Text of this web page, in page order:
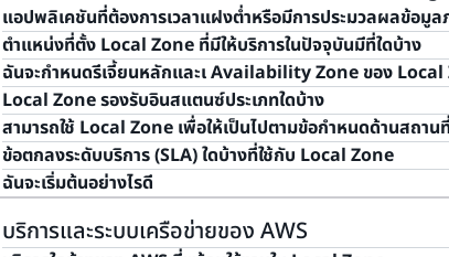
ถึงบริการของ AWS ที่เหลือได้อย่างราบรื่น
อย่างเต็มรูปแบบ บริการเช่น Amazon Elastic Compute
Block Store (Amazon EBS), Amazon Virtual Private
ท้องถิ่นและสามารถใช้เพื่อให้บริการผู้ใช้ปลายทางในพื้นที่ใกล้เ
ที่สุด บริการ AWS อื่นๆ เช่น Amazon Simple Storage
สามารถเข้าถึงได้แบบส่วนตัวผ่าน VPC ผ่านเครือข่ายส่วนตัว
Zones ต่างก็ช่วยให้คุณสามารถสร้างแอปพลิเคชันที่มีความพร้อ
Local Zones จะมอบสิทธิประโยชน์เช่นเดียวกับ Local Zones แ
ประสานงานร่วมกับคุณเพื่อมอบคุณสมบัติด้านการรักษาความ
ต้องการในโซนส่วนตัวของคุณเอง คุณสมบัติเหล่านี้ช่วยให้คุณตร
การใน Dedicated Local Zones ของคุณ
ใช้ Local Zones เพื่อปรับใช้เวิร์กโหลดให้ใกล้ผู้ใช้ปลายทางข
ตอบสนองความต้องการด้านเวลาแฝงต่ำระหว่างเวิร์กโหลดในก
Local Zones เพื่อจัดเก็บข้อมูลในตำแหน่งทางภูมิศาสตร์ที่เฉพ
ที่จัดเก็บข้อมูล Local Zones มีการเชื่อมต่ออินเทอร์เน็ตเป็นขอ
ดังนั้นทรัพยากรที่สร้างขึ้นใน Local Zones จะสามารถให้บริกา
เวลาแฝงต่ำ
แอปพลิเคชันที่ต้องการเวลาแฝงต่ำหรือมีการประมวลผลข้อมูล
AWS ให้ความช่วยเหลือลูกค้าโดยการมอบประสบการณ์ที่สม่ำเ
หรือความต้องการด้านการประมวลผลข้อมูลภายในไม่ว่าจะนำไปป
Outposts ได้รับการออกแบบมาสำหรับเวิร์กโหลดที่จำเป็นต้อง
เวลาแฝง ซึ่งลูกค้าต้องการให้เวิร์กโหลดนั้นทำงานได้อย่างราบ
ใน AWS Outposts ได้รับการจัดการอย่างเต็มรูปแบบ โดยมีแ
ได้ในองค์กร ขณะเดียวกันก็เชื่อมต่อกับบริการที่หลากหลายบน
ตำแหน่งที่ตั้ง Local Zone ที่มีให้บริการในปัจจุบันมีที่ใดบ้าง
ดูรายชื่อ Local Zone ที่มีให้บริการและประกาศไว้ทั้งหมดได้ที่ตำ
ผู้ใช้
ฉันจะกำหนดรีเจี้ยนหลักและเ Availability Zone ของ Local
แต่ละ Local Zone จะเชื่อมโยงกับ Availability Zone ที่เฉพาะ
หลักนั้นจัดการกับการดำเนินการส่วนการควบคุมบางอย่างสำห
สามารถค้นหาข้อมูลนี้ได้ในคู่มือผู้ใช้ AWS Local Zoneและยังส
Local Zone รองรับอินสแตนซ์ประเภทใดบ้าง
เรารองรับอินสแตนซ์หลากหลายประเภทในแต่ละ Local Zone ส
ใน Local Zones โปรดดูที่คุณสมบัติของ AWS Local Zoneนอ
แตนซ์ของEC2 Consoleหรือ
ประเภทและขนาดอินสแตนซ์ที่มีอยู่ใน Local Zone ได้ด้วย
สามารถใช้ Local Zone เพื่อให้เป็นไปตามข้อกำหนดด้านสถาน
เช่นเดียวกับ AWS Region คุณยังคงควบคุมข้อมูลที่คุณวางไ
ข้อมูลและวิธีการรักษาความปลอดภัย ด้วยการใช้บริการจัดเก็บข้
Amazon FSx คุณสามารถมั่นใจได้ว่าข้อมูลของคุณจะยังคงอยู่
บริการทั้งหมดที่มีให้บริการในท้องถิ่นใน Local Zone ดูหน้าราย
ข้อตกลงระดับบริการ (SLA) ใดบ้างที่ใช้กับ Local Zone
ข้อมูลเพิ่มเติมเกี่ยวกับ SLA สำหรับบริการ AWS สามารถพบ ได้
นี่คือแหล่งข้อมูลบางอย่างที่ให้ข้อมูลเพิ่มเติมเกี่ยวกับการสร้างเ
ฉันจะเริ่มต้นอย่างไรดี
Local Zone สามารถเข้าถึงได้จากตำแหน่งข้อมูลของ API และ
บริการและระบบเครือข่ายของ AWS